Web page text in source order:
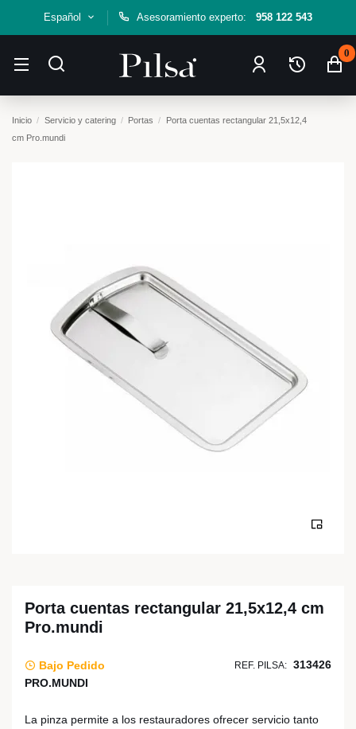
Español Asesoramiento experto: 958 122 543
0
Inicio Servicio y catering Portas
Porta cuentas rectangular 21,5x12,4
cm Pro.mundi
Porta cuentas rectangular 21,5x12,4 cm
Pro.mundi
Bajo Pedido REF. PILSA: 313426
PRO.MUNDI
La pinza permite a los restauradores ofrecer servicio tanto